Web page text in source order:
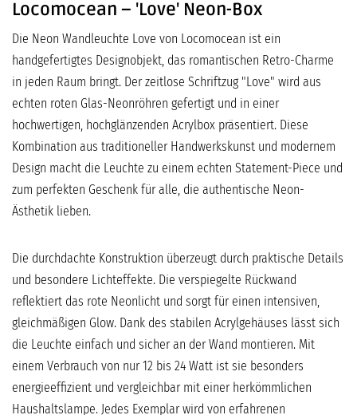
Locomocean – 'Love' Neon-Box
Die Neon Wandleuchte Love von Locomocean ist ein
handgefertigtes Designobjekt, das romantischen Retro-Charme
in jeden Raum bringt. Der zeitlose Schriftzug "Love" wird aus
echten roten Glas-Neonröhren gefertigt und in einer
hochwertigen, hochglänzenden Acrylbox präsentiert. Diese
Kombination aus traditioneller Handwerkskunst und modernem
Design macht die Leuchte zu einem echten Statement-Piece und
zum perfekten Geschenk für alle, die authentische Neon-
Ästhetik lieben.
Die durchdachte Konstruktion überzeugt durch praktische Details
und besondere Lichteffekte. Die verspiegelte Rückwand
reflektiert das rote Neonlicht und sorgt für einen intensiven,
gleichmäßigen Glow. Dank des stabilen Acrylgehäuses lässt sich
die Leuchte einfach und sicher an der Wand montieren. Mit
einem Verbrauch von nur 12 bis 24 Watt ist sie besonders
energieeffizient und vergleichbar mit einer herkömmlichen
Haushaltslampe. Jedes Exemplar wird von erfahrenen